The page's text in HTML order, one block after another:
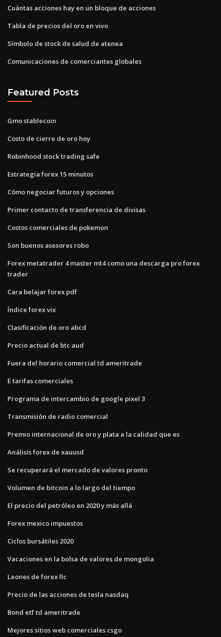
Cuántas acciones hay en un bloque de acciones
Tabla de precios del oro en vivo
Símbolo de stock de salud de atenea
Comunicaciones de comerciantes globales
Featured Posts
Gmo stablecoin
Costo de cierre de oro hoy
Robinhood stock trading safe
Estrategia forex 15 minutos
Cómo negociar futuros y opciones
Primer contacto de transferencia de divisas
Costos comerciales de pokemon
Son buenos asesores robo
Forex metatrader 4 master mt4 como una descarga pro forex
trader
Cara belajar forex pdf
Índice forex vix
Clasificación de oro abcd
Precio actual de btc aud
Fuera del horario comercial td ameritrade
E tarifas comerciales
Programa de intercambio de google pixel 3
Transmisión de radio comercial
Premio internacional de oro y plata a la calidad que es
Análisis forex de xauusd
Se recuperará el mercado de valores pronto
Volumen de bitcoin a lo largo del tiempo
El precio del petróleo en 2020 y más allá
Forex mexico impuestos
Ciclos bursátiles 2020
Vacaciones en la bolsa de valores de mongolia
Leones de forex llc
Precio de las acciones de tesla nasdaq
Bond etf td ameritrade
Mejores sitios web comerciales csgo